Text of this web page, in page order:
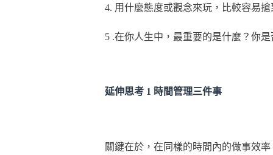
4. 用什麼態度或觀念來玩，比較容易
5 .在你人生中，最重要的是什麼？你
延伸思考 1 時間管理三件事
關鍵在於，在同樣的時間內的做事效